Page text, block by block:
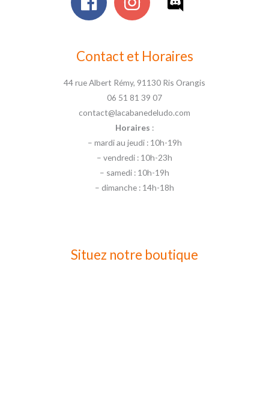
Contact et Horaires
44 rue Albert Rémy, 91130 Ris Orangis
06 51 81 39 07
contact@lacabanedeludo.com
Horaires :
– mardi au jeudi : 10h-19h
– vendredi : 10h-23h
– samedi : 10h-19h
– dimanche : 14h-18h
Situez notre boutique